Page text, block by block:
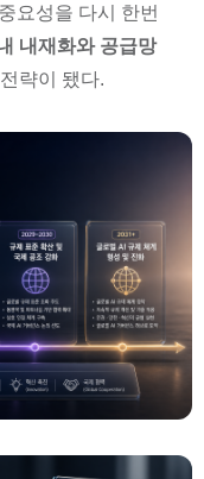
요성을 다시 한번
내재화와 공급망
략이 됐다.